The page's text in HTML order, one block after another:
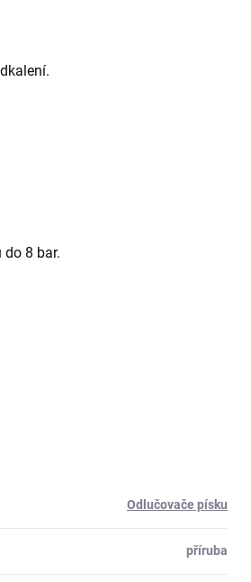
8 bar.
Odlučovače písku
příruba